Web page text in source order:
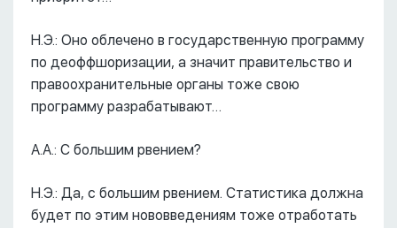
Н.Э.: Оно облечено в государственную программу
по деоффшоризации, а значит правительство и
правоохранительные органы тоже свою
программу разрабатывают…
А.А.: С большим рвением?
Н.Э.: Да, с большим рвением. Статистика должна
будет по этим нововведениям тоже отработать